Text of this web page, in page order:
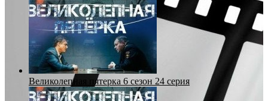
Великолепная пятерка 6 сезон 24 серия